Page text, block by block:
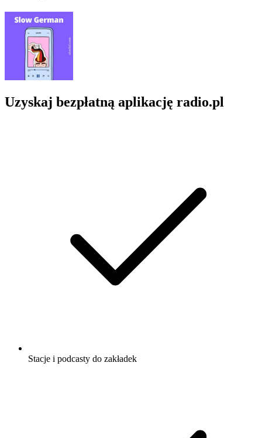
Uzyskaj bezpłatną aplikację radio.pl
Stacje i podcasty do zakładek